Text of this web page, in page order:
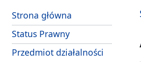
Strona główna
Status Prawny
Przedmiot działalności